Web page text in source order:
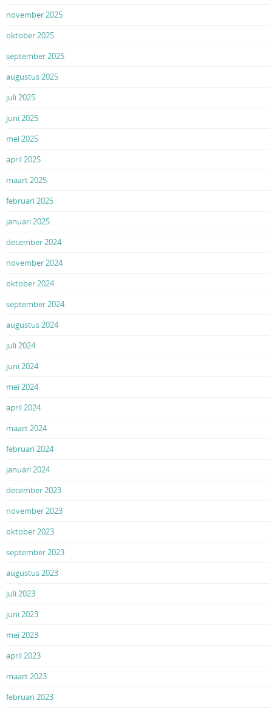
november 2025
oktober 2025
september 2025
augustus 2025
juli 2025
juni 2025
mei 2025
april 2025
maart 2025
februari 2025
januari 2025
december 2024
november 2024
oktober 2024
september 2024
augustus 2024
juli 2024
juni 2024
mei 2024
april 2024
maart 2024
februari 2024
januari 2024
december 2023
november 2023
oktober 2023
september 2023
augustus 2023
juli 2023
juni 2023
mei 2023
april 2023
maart 2023
februari 2023